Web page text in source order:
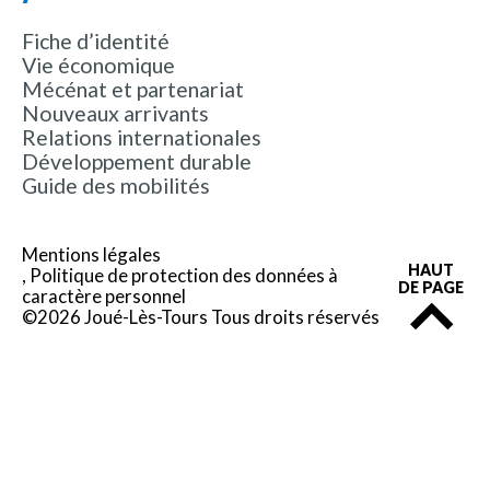
Fiche d’identité
Vie économique
Mécénat et partenariat
Nouveaux arrivants
Relations internationales
Développement durable
Guide des mobilités
Mentions légales
Politique de protection des données à
caractère personnel
©2026 Joué-Lès-Tours Tous droits réservés
HAUT
DE PAGE